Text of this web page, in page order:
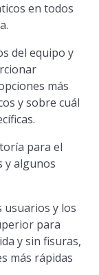
en todos
del equipo y
más
y sobre cuál
para el
y algunos
usuarios y los
para
y sin fisuras,
más rápidas